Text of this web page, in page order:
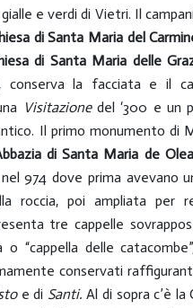
e verdi di Vietri. Il
di Santa Maria del
di Santa Maria delle
conserva la facciata e il
Visitazionedel ‘300 e un
Il primo monumento di
di Santa Maria de
974 dove prima avevano
roccia, poi ampliata per
tre cappelle
o “cappella delle
conservati
e di Santi.Al di sopra c’è la